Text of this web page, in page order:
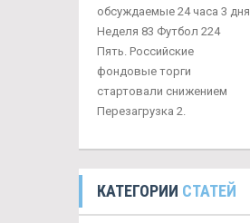
обсуждаемые 24 часа 3 дня
Неделя 83 Футбол 224
Пять. Российские
фондовые торги
стартовали снижением
Перезагрузка 2.
КАТЕГОРИИ СТАТЕЙ